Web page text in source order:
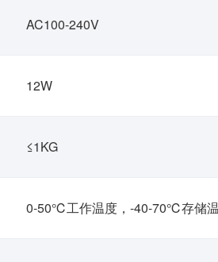
AC100-240V
12W
≤1KG
0-50℃工作温度，-40-70℃存储